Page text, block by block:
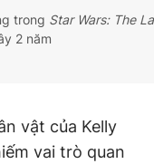
trong Star Wars: The
2 năm
vật của Kelly
vai trò quan